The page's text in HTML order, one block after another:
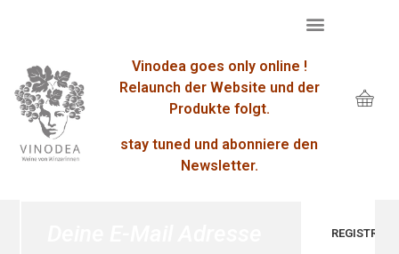
Vinodea goes only online !
Relaunch der Website und der
Produkte folgt.
stay tuned und abonniere den
Newsletter.